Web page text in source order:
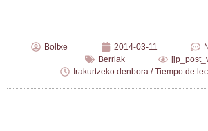
Boltxe 2014-03-11
Berriak
Irakurtzeko denbora / Tiempo de